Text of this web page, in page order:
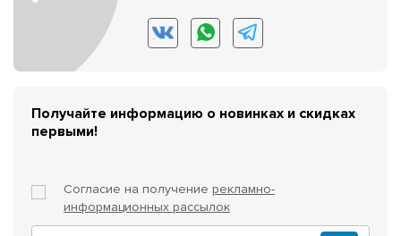
Получайте информацию о новинках и скидках
первыми!
Согласие на получение рекламно-
информационных рассылок